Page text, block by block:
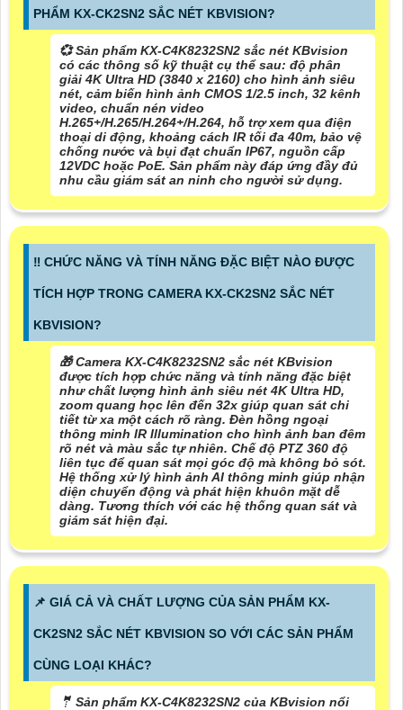
PHẨM KX-CK2SN2 SẮC NÉT KBVISION?
💞 Sản phẩm KX-C4K8232SN2 sắc nét KBvision
có các thông số kỹ thuật cụ thể sau: độ phân
giải 4K Ultra HD (3840 x 2160) cho hình ảnh siêu
nét, cảm biến hình ảnh CMOS 1/2.5 inch, 32 kênh
video, chuẩn nén video
H.265+/H.265/H.264+/H.264, hỗ trợ xem qua điện
thoại di động, khoảng cách IR tối đa 40m, bảo vệ
chống nước và bụi đạt chuẩn IP67, nguồn cấp
12VDC hoặc PoE. Sản phẩm này đáp ứng đầy đủ
nhu cầu giám sát an ninh cho người sử dụng.
‼️ CHỨC NĂNG VÀ TÍNH NĂNG ĐẶC BIỆT NÀO ĐƯỢC
TÍCH HỢP TRONG CAMERA KX-CK2SN2 SẮC NÉT
KBVISION?
🎁 Camera KX-C4K8232SN2 sắc nét KBvision
được tích hợp chức năng và tính năng đặc biệt
như chất lượng hình ảnh siêu nét 4K Ultra HD,
zoom quang học lên đến 32x giúp quan sát chi
tiết từ xa một cách rõ ràng. Đèn hồng ngoại
thông minh IR Illumination cho hình ảnh ban đêm
rõ nét và màu sắc tự nhiên. Chế độ PTZ 360 độ
liên tục để quan sát mọi góc độ mà không bỏ sót.
Hệ thống xử lý hình ảnh AI thông minh giúp nhận
diện chuyển động và phát hiện khuôn mặt dễ
dàng. Tương thích với các hệ thống quan sát và
giám sát hiện đại.
📌 GIÁ CẢ VÀ CHẤT LƯỢNG CỦA SẢN PHẨM KX-
CK2SN2 SẮC NÉT KBVISION SO VỚI CÁC SẢN PHẨM
CÙNG LOẠI KHÁC?
🤵 Sản phẩm KX-C4K8232SN2 của KBvision nổi